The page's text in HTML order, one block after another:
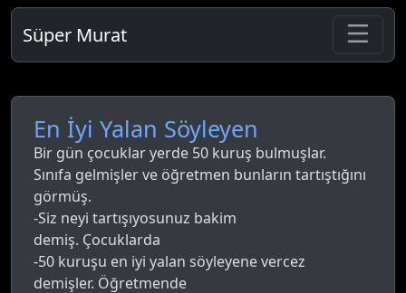
Süper Murat
En İyi Yalan Söyleyen
Bir gün çocuklar yerde 50 kuruş bulmuşlar.
Sınıfa gelmişler ve öğretmen bunların tartıştığını
görmüş.
-Siz neyi tartışıyosunuz bakim
demiş. Çocuklarda
-50 kuruşu en iyi yalan söyleyene vercez
demişler. Öğretmende